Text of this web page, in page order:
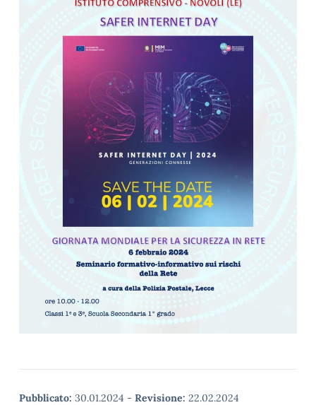
Pubblicato: 30.01.2024 - Revisione: 22.02.2024